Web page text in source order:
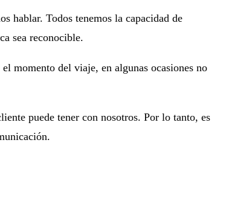
hablar. Todos tenemos la capacidad de
sea reconocible.
momento del viaje, en algunas ocasiones no
puede tener con nosotros. Por lo tanto, es